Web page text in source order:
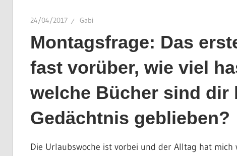
24/04/2017 Gabi
Montagsfrage: Das
fast vorüber, wie viel
welche Bücher sind dir
Gedächtnis geblieben?
Die Urlaubswoche ist vorbei und der Alltag hat